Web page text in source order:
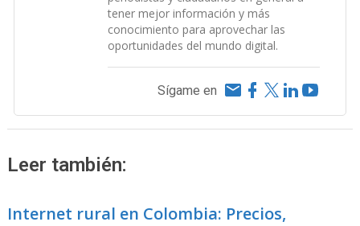
tener mejor información y más
conocimiento para aprovechar las
oportunidades del mundo digital.
Sígame en
Leer también:
Internet rural en Colombia: Precios,